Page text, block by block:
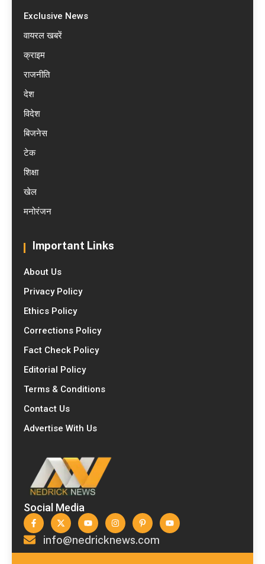
Exclusive News
वायरल खबरें
क्राइम
राजनीति
देश
विदेश
बिजनेस
टेक
शिक्षा
खेल
मनोरंजन
Important Links
About Us
Privacy Policy
Ethics Policy
Corrections Policy
Fact Check Policy
Editorial Policy
Terms & Conditions
Contact Us
Advertise With Us
Social Media
info@nedricknews.com